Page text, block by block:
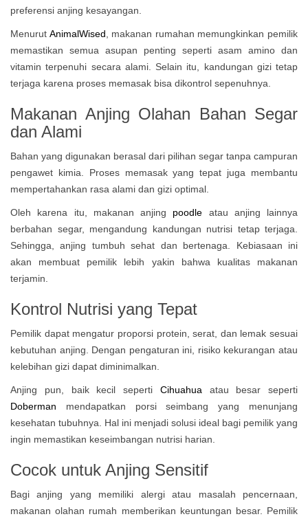
preferensi anjing kesayangan.
Menurut AnimalWised , makanan rumahan memungkinkan pemilik
memastikan semua asupan penting seperti asam amino dan
vitamin terpenuhi secara alami. Selain itu, kandungan gizi tetap
terjaga karena proses memasak bisa dikontrol sepenuhnya.
Makanan Anjing Olahan Bahan Segar
dan Alami
Bahan yang digunakan berasal dari pilihan segar tanpa campuran
pengawet kimia. Proses memasak yang tepat juga membantu
mempertahankan rasa alami dan gizi optimal.
Oleh karena itu, makanan anjing poodle atau anjing lainnya
berbahan segar, mengandung kandungan nutrisi tetap terjaga.
Sehingga, anjing tumbuh sehat dan bertenaga. Kebiasaan ini
akan membuat pemilik lebih yakin bahwa kualitas makanan
terjamin.
Kontrol Nutrisi yang Tepat
Pemilik dapat mengatur proporsi protein, serat, dan lemak sesuai
kebutuhan anjing. Dengan pengaturan ini, risiko kekurangan atau
kelebihan gizi dapat diminimalkan.
Anjing pun, baik kecil seperti Cihuahua atau besar seperti
Doberman mendapatkan porsi seimbang yang menunjang
kesehatan tubuhnya. Hal ini menjadi solusi ideal bagi pemilik yang
ingin memastikan keseimbangan nutrisi harian.
Cocok untuk Anjing Sensitif
Bagi anjing yang memiliki alergi atau masalah pencernaan,
makanan olahan rumah memberikan keuntungan besar. Pemilik